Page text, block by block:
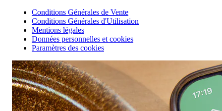
Conditions Générales de Vente
Conditions Générales d'Utilisation
Mentions légales
Données personnelles et cookies
Paramètres des cookies